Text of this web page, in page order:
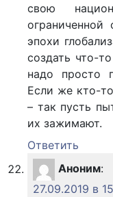
свою
эпохи
создать что-
надо просто
Если же кто-
– так пусть
их зажимают.
Ответить
Аноним:
27.09.2019 в